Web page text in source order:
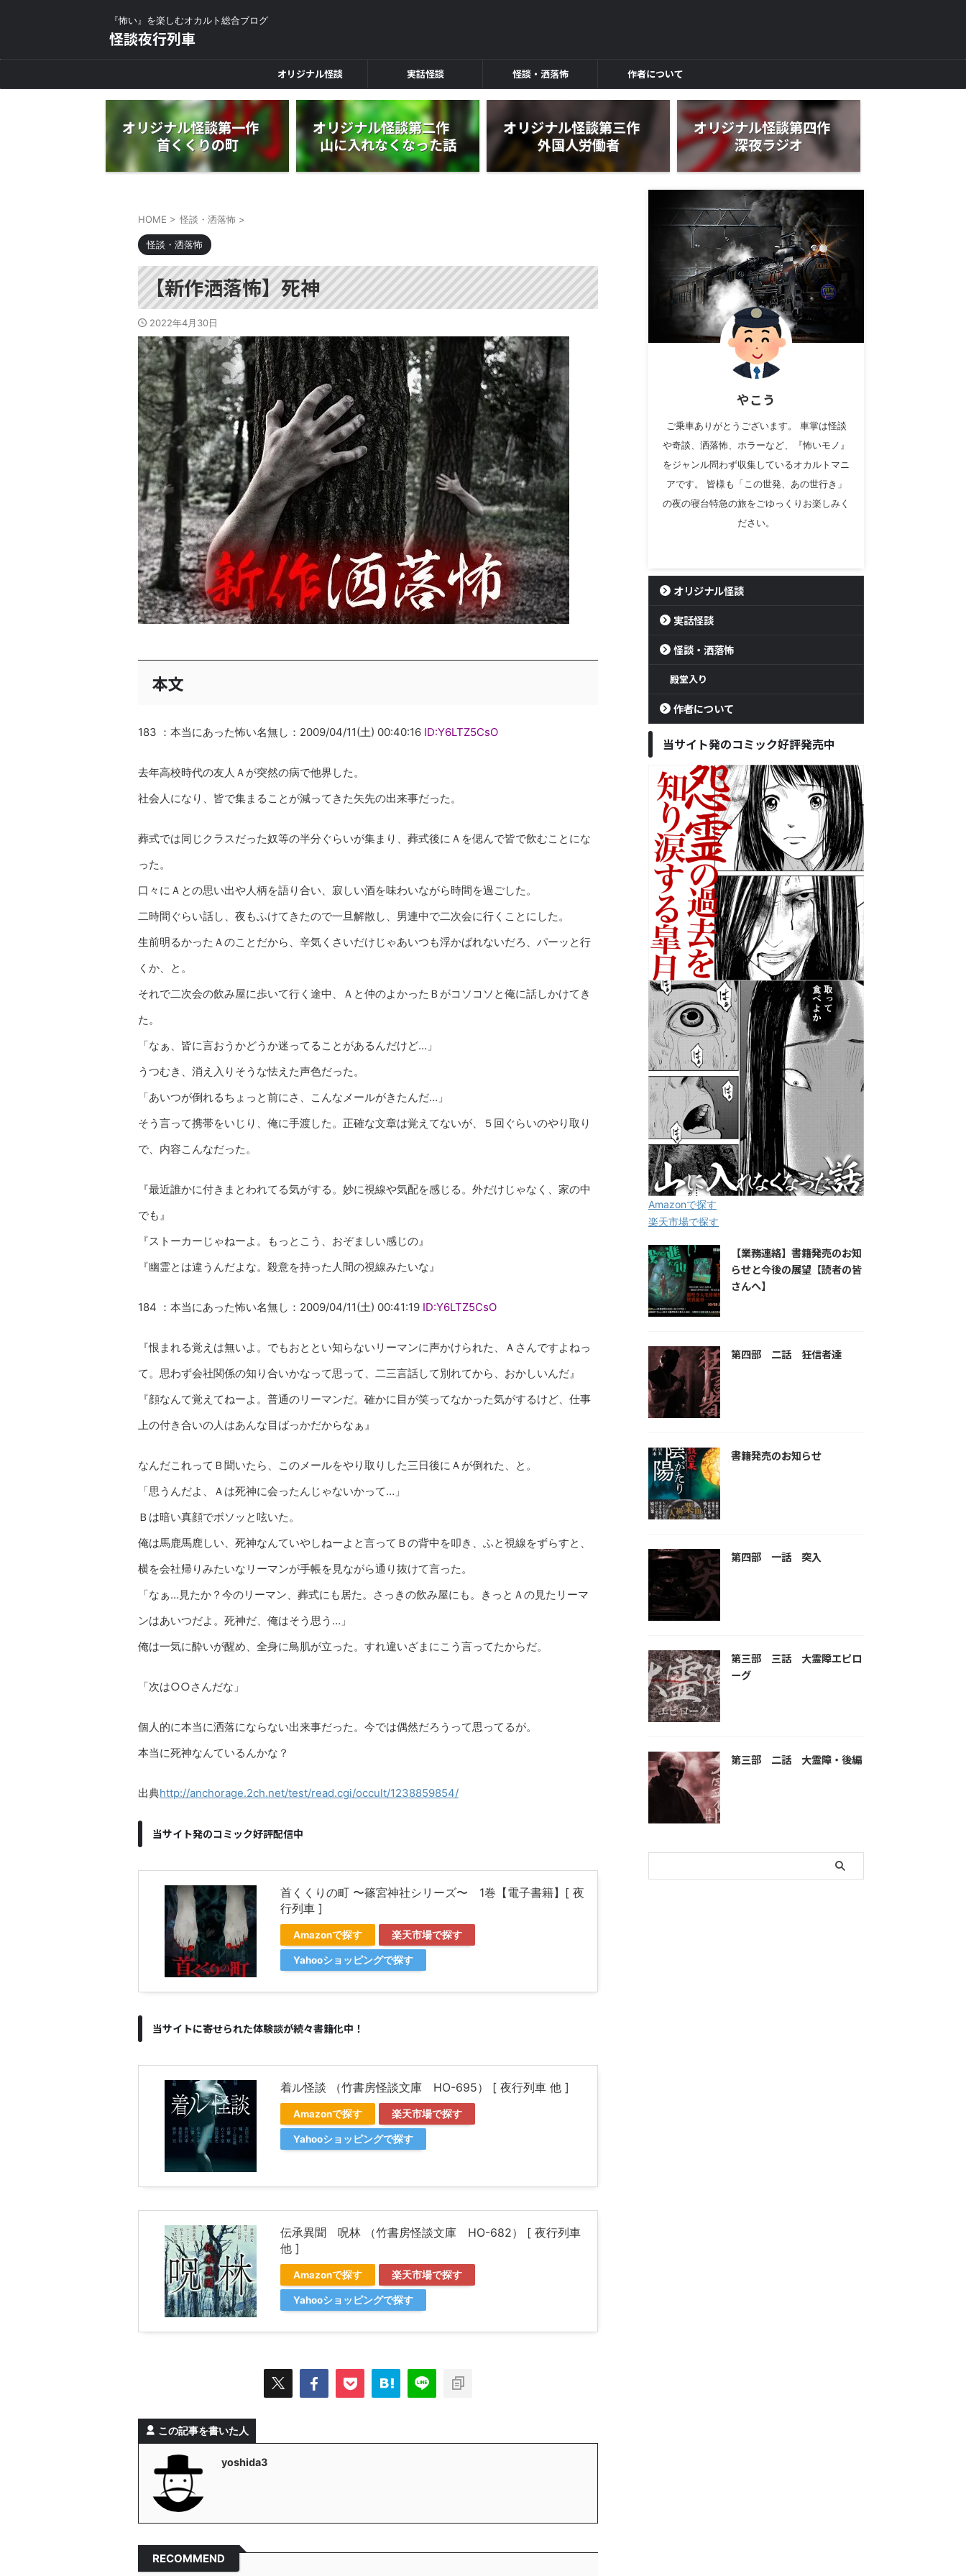
『怖い』を楽しむオカルト総合ブログ
怪談夜行列車
オリジナル怪談 実話怪談 怪談・洒落怖 作者について
オリジナル怪談第一作
首くくりの町
オリジナル怪談第二作
山に入れなくなった話
オリジナル怪談第三作
外国人労働者
オリジナル怪談第四作
深夜ラジオ
HOME > 怪談・洒落怖 >
怪談・洒落怖
【新作洒落怖】死神
2022年4月30日
本文
183 ：本当にあった怖い名無し：2009/04/11(土) 00:40:16 ID:Y6LTZ5CsO
去年高校時代の友人Ａが突然の病で他界した。
社会人になり、皆で集まることが減ってきた矢先の出来事だった。
葬式では同じクラスだった奴等の半分ぐらいが集まり、葬式後にＡを偲んで皆で飲むことにな
った。
口々にＡとの思い出や人柄を語り合い、寂しい酒を味わいながら時間を過ごした。
二時間ぐらい話し、夜もふけてきたので一旦解散し、男連中で二次会に行くことにした。
生前明るかったＡのことだから、辛気くさいだけじゃあいつも浮かばれないだろ、パーッと行
くか、と。
それで二次会の飲み屋に歩いて行く途中、Ａと仲のよかったＢがコソコソと俺に話しかけてき
た。
「なぁ、皆に言おうかどうか迷ってることがあるんだけど…」
うつむき、消え入りそうな怯えた声色だった。
「あいつが倒れるちょっと前にさ、こんなメールがきたんだ…」
そう言って携帯をいじり、俺に手渡した。正確な文章は覚えてないが、５回ぐらいのやり取り
で、内容こんなだった。
『最近誰かに付きまとわれてる気がする。妙に視線や気配を感じる。外だけじゃなく、家の中
でも』
『ストーカーじゃねーよ。もっとこう、おぞましい感じの』
『幽霊とは違うんだよな。殺意を持った人間の視線みたいな』
184 ：本当にあった怖い名無し：2009/04/11(土) 00:41:19 ID:Y6LTZ5CsO
『恨まれる覚えは無いよ。でもおととい知らないリーマンに声かけられた、Ａさんですよねっ
て。思わず会社関係の知り合いかなって思って、二三言話して別れてから、おかしいんだ』
『顔なんて覚えてねーよ。普通のリーマンだ。確かに目が笑ってなかった気がするけど、仕事
上の付き合いの人はあんな目ばっかだからなぁ』
なんだこれってＢ聞いたら、このメールをやり取りした三日後にＡが倒れた、と。
「思うんだよ、Ａは死神に会ったんじゃないかって…」
Ｂは暗い真顔でボソッと呟いた。
俺は馬鹿馬鹿しい、死神なんていやしねーよと言ってＢの背中を叩き、ふと視線をずらすと、
横を会社帰りみたいなリーマンが手帳を見ながら通り抜けて言った。
「なぁ…見たか？今のリーマン、葬式にも居た。さっきの飲み屋にも。きっとＡの見たリーマ
ンはあいつだよ。死神だ、俺はそう思う…」
俺は一気に酔いが醒め、全身に鳥肌が立った。すれ違いざまにこう言ってたからだ。
「次は○○さんだな」
個人的に本当に洒落にならない出来事だった。今では偶然だろうって思ってるが。
本当に死神なんているんかな？
出典http://anchorage.2ch.net/test/read.cgi/occult/1238859854/
当サイト発のコミック好評配信中
首くくりの町 〜篠宮神社シリーズ〜 1巻【電子書籍】[ 夜
行列車 ]
Amazonで探す 楽天市場で探す
Yahooショッピングで探す
当サイトに寄せられた体験談が続々書籍化中！
着ル怪談 （竹書房怪談文庫 HO-695） [ 夜行列車 他 ]
Amazonで探す 楽天市場で探す
Yahooショッピングで探す
伝承異聞 呪林 （竹書房怪談文庫 HO-682） [ 夜行列車
他 ]
Amazonで探す 楽天市場で探す
Yahooショッピングで探す
この記事を書いた人
yoshida3
RECOMMEND
やこう
ご乗車ありがとうございます。 車掌は怪談
や奇談、洒落怖、ホラーなど、『怖いモノ』
をジャンル問わず収集しているオカルトマニ
アです。 皆様も「この世発、あの世行き」
の夜の寝台特急の旅をごゆっくりお楽しみく
ださい。
オリジナル怪談
実話怪談
怪談・洒落怖
殿堂入り
作者について
当サイト発のコミック好評発売中
Amazonで探す
楽天市場で探す
【業務連絡】書籍発売のお知
らせと今後の展望【読者の皆
さんへ】
第四部 二話 狂信者達
書籍発売のお知らせ
第四部 一話 突入
第三部 三話 大霊障エピロ
ーグ
第三部 二話 大霊障・後編